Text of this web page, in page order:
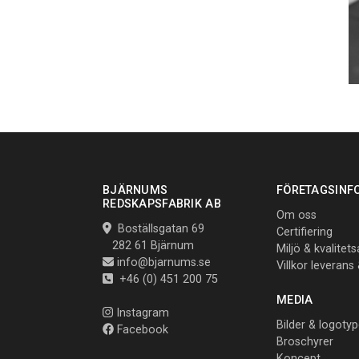
BJÄRNUMS
REDSKAPSFABRIK AB
Boställsgatan 69
282 61 Bjärnum
info@bjarnums.se
+46 (0) 451 200 75
Instagram
Facebook
Om oss
Certifiering
Miljö &
Villkor leverans
MEDIA
Bilder &
Broschyrer